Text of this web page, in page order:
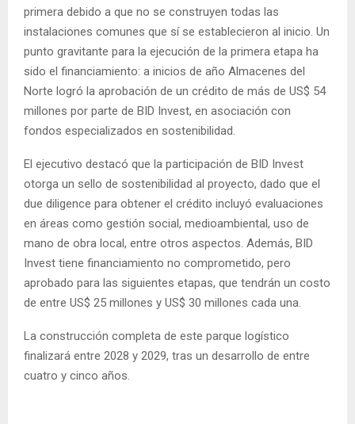
primera debido a que no se construyen todas las
instalaciones comunes que sí se establecieron al inicio. Un
punto gravitante para la ejecución de la primera etapa ha
sido el financiamiento: a inicios de año Almacenes del
Norte logró la aprobación de un crédito de más de US$ 54
millones por parte de BID Invest, en asociación con
fondos especializados en sostenibilidad.
El ejecutivo destacó que la participación de BID Invest
otorga un sello de sostenibilidad al proyecto, dado que el
due diligence para obtener el crédito incluyó evaluaciones
en áreas como gestión social, medioambiental, uso de
mano de obra local, entre otros aspectos. Además, BID
Invest tiene financiamiento no comprometido, pero
aprobado para las siguientes etapas, que tendrán un costo
de entre US$ 25 millones y US$ 30 millones cada una.
La construcción completa de este parque logístico
finalizará entre 2028 y 2029, tras un desarrollo de entre
cuatro y cinco años.